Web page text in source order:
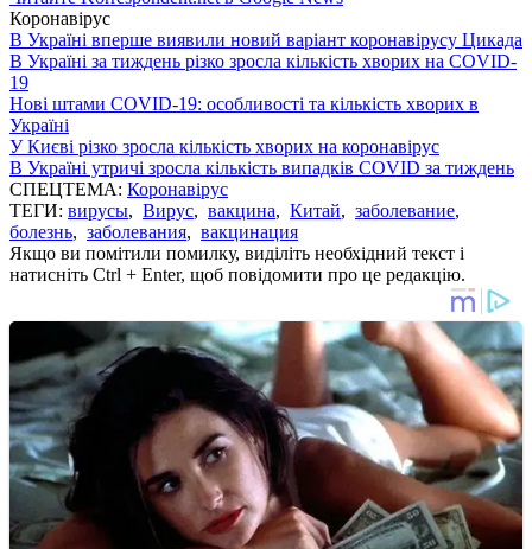
Коронавірус
В Україні вперше виявили новий варіант коронавірусу Цикада
В Україні за тиждень різко зросла кількість хворих на COVID-
19
Нові штами COVID-19: особливості та кількість хворих в
Україні
У Києві різко зросла кількість хворих на коронавірус
В Україні утричі зросла кількість випадків COVID за тиждень
СПЕЦТЕМА: Коронавірус
ТЕГИ: вирусы, Вирус, вакцина, Китай, заболевание,
болезнь, заболевания, вакцинация
Якщо ви помітили помилку, виділіть необхідний текст і
натисніть Ctrl + Enter, щоб повідомити про це редакцію.